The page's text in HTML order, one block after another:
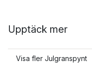
Upptäck mer
Visa fler Julgranspynt